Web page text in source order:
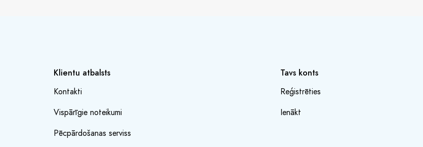
Klientu atbalsts
Kontakti
Vispārīgie noteikumi
Pēcpārdošanas serviss
Tavs konts
Reģistrēties
Ienākt